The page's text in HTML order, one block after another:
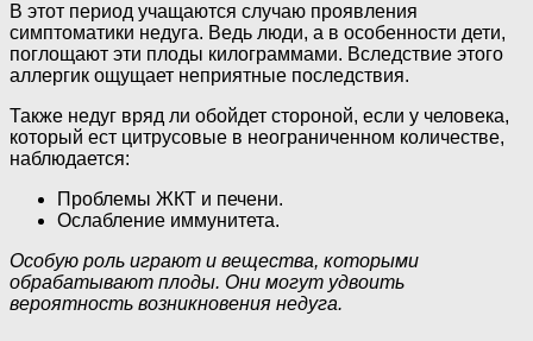
В этот период учащаются случаю проявления
симптоматики недуга. Ведь люди, а в особенности дети,
поглощают эти плоды килограммами. Вследствие этого
аллергик ощущает неприятные последствия.
Также недуг вряд ли обойдет стороной, если у человека,
который ест цитрусовые в неограниченном количестве,
наблюдается:
Проблемы ЖКТ и печени.
Ослабление иммунитета.
Особую роль играют и вещества, которыми
обрабатывают плоды. Они могут удвоить
вероятность возникновения недуга.